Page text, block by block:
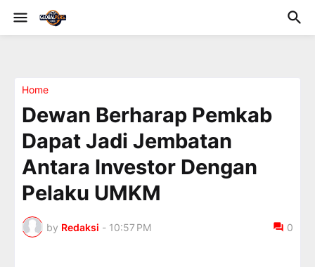
Home
Dewan Berharap Pemkab
Dapat Jadi Jembatan
Antara Investor Dengan
Pelaku UMKM
by Redaksi - 10:57 PM 0